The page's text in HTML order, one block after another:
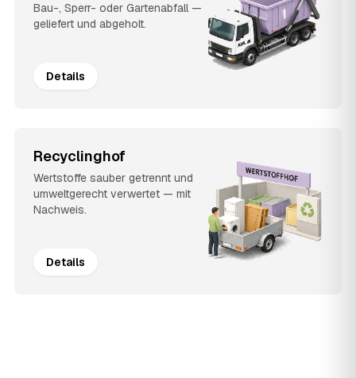
Bau-, Sperr- oder Gartenabfall —
geliefert und abgeholt.
Details
Recyclinghof
Wertstoffe sauber getrennt und
umweltgerecht verwertet — mit
Nachweis.
Details